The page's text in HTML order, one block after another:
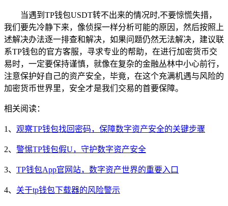
当遇到TP钱包USDT转不出来的情况时,不要惊慌失措，
我们要先冷静下来，像侦探一样分析可能的原因，然后按照上
述解决办法逐一排查和解决，如果问题仍然无法解决，建议联
系TP钱包的官方客服，寻求专业的帮助，在进行加密货币交
易时，一定要保持谨慎，就像在复杂的金融丛林中小心前行，
注意保护好自己的资产安全，毕竟，在这个充满机遇与风险的
加密货币世界里，安全才是我们交易的首要保障。
相关阅读：
1、 观察TP钱包找回密码，保障数字资产安全的关键步骤
2、 警惕TP钱包假U，守护数字资产安全
3、 TP钱包App官网站，数字资产世界的重要入口
4、 关于tp钱包下载器的风险警示